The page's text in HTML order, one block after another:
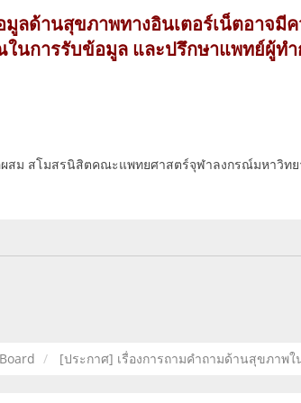
ลด้านสุขภาพทางอินเตอร์เน็ตอาจมี
การรับข้อมูล และปรึกษาแพทย์ผู้ทำ
สม สโมสรนิสิตคณะแพทยศาสตร์จุฬาลงกรณ์มหาวิท
[ประกาศ] เรื่องการถามคำถามด้านสุขภาพ